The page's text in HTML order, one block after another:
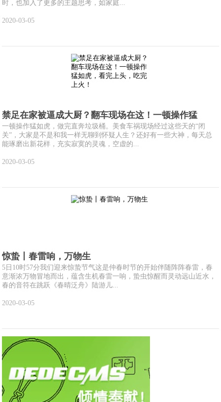
时，也加入了更多的主题思考，如家庭...
2020-03-05
禁足在家被逼成大厨？翻车现场在这！一顿操作猛
一顿操作猛如虎，做完直奔垃圾桶。美食车祸现场经过这些天的“闭
关”，大家是不是和我一样无聊到怀疑人生？还好有一些大神，每天总
能琢磨出新花样，充实寂寞的灵魂，空虚的...
2020-03-05
惊蛰丨春雷响，万物生
5日10时57分我们迎来惊蛰节气这是仲春时节的开始伴随阵阵春雷，春
意渐浓万物冒地而出，蕴含生机春雷一响，蛰虫惊醒而灵动远山近水，
春的音符在跳跃《春晴泛舟》陆游儿...
2020-03-05